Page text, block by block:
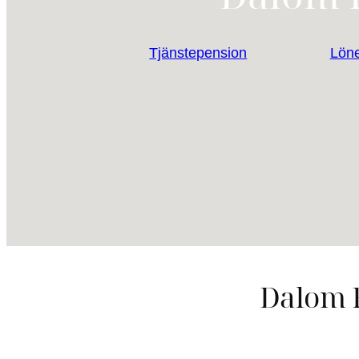
Tjänstepension
Dalom